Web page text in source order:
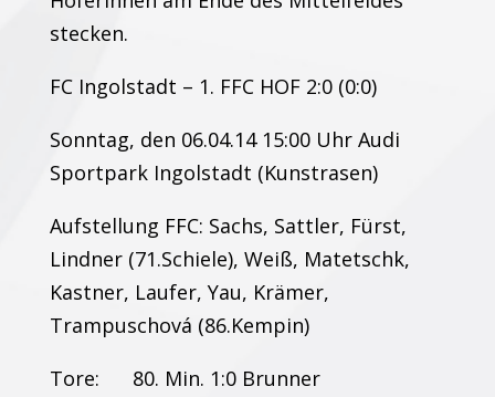
stecken.
FC Ingolstadt – 1. FFC HOF 2:0 (0:0)
Sonntag, den 06.04.14 15:00 Uhr Audi
Sportpark Ingolstadt (Kunstrasen)
Aufstellung FFC: Sachs, Sattler, Fürst,
Lindner (71.Schiele), Weiß, Matetschk,
Kastner, Laufer, Yau, Krämer,
Trampuschová (86.Kempin)
Tore: 80. Min. 1:0 Brunner